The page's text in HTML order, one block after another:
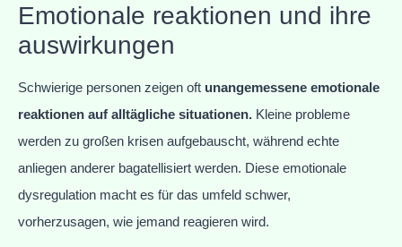
Emotionale reaktionen und ihre
auswirkungen
Schwierige personen zeigen oft unangemessene emotionale
reaktionen auf alltägliche situationen. Kleine probleme
werden zu großen krisen aufgebauscht, während echte
anliegen anderer bagatellisiert werden. Diese emotionale
dysregulation macht es für das umfeld schwer,
vorherzusagen, wie jemand reagieren wird.